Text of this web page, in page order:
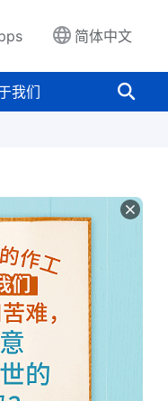
简体中文
我们